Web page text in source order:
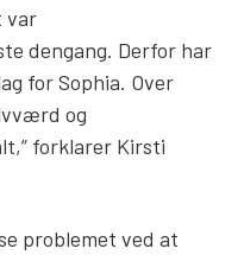
var
dengang. Derfor har
for Sophia. Over
og
forklarer Kirsti
problemet ved at